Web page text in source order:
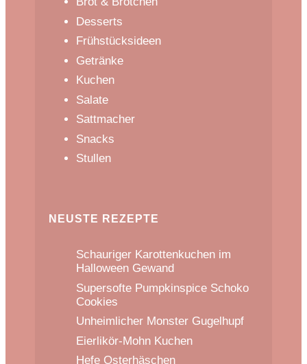
Desserts
Frühstücksideen
Getränke
Kuchen
Salate
Sattmacher
Snacks
Stullen
NEUSTE REZEPTE
Schauriger Karottenkuchen im
Halloween Gewand
Supersofte Pumpkinspice Schoko
Cookies
Unheimlicher Monster Gugelhupf
Eierlikör-Mohn Kuchen
Hefe Osterhäschen